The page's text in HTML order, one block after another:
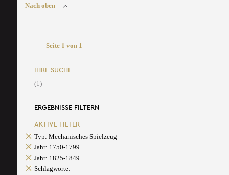
Nach oben
Seite 1 von 1
IHRE SUCHE
(1)
ERGEBNISSE FILTERN
AKTIVE FILTER
Typ: Mechanisches Spielzeug
Jahr: 1750-1799
Jahr: 1825-1849
Schlagworte: